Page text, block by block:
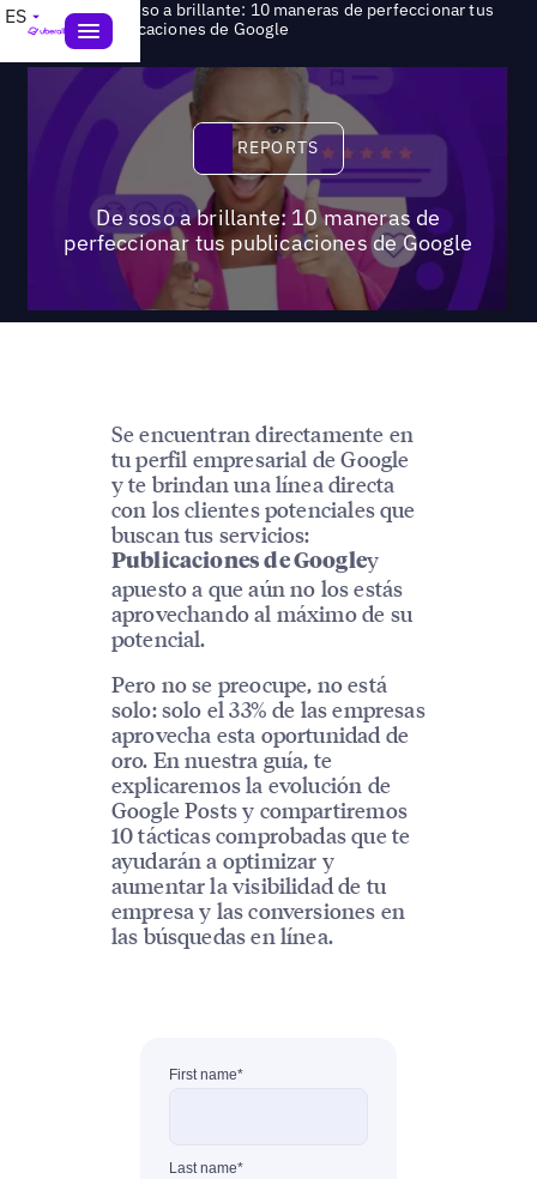
ES Reports>De soso a brillante: 10 maneras de perfeccionar tus
publicaciones de Google
Reports
REPORTS
De soso a brillante: 10 maneras de
perfeccionar tus publicaciones de Google
Se encuentran directamente en
tu perfil empresarial de Google
y te brindan una línea directa
con los clientes potenciales que
buscan tus servicios:
Publicaciones de Googley
apuesto a que aún no los estás
aprovechando al máximo de su
potencial.
Pero no se preocupe, no está
solo: solo el 33% de las empresas
aprovecha esta oportunidad de
oro. En nuestra guía, te
explicaremos la evolución de
Google Posts y compartiremos
10 tácticas comprobadas que te
ayudarán a optimizar y
aumentar la visibilidad de tu
empresa y las conversiones en
las búsquedas en línea.